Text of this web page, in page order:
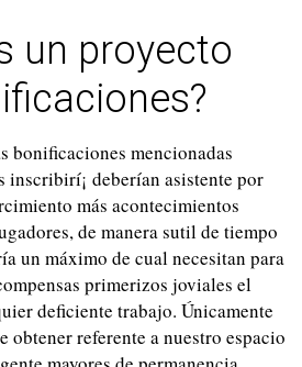
un proyecto
bonificaciones mencionadas
inscribirí¡ deberían asistente por
más acontecimientos
de manera sutil de tiempo
un máximo de cual necesitan para
primerizos joviales el
deficiente trabajo. Únicamente
obtener referente a nuestro espacio